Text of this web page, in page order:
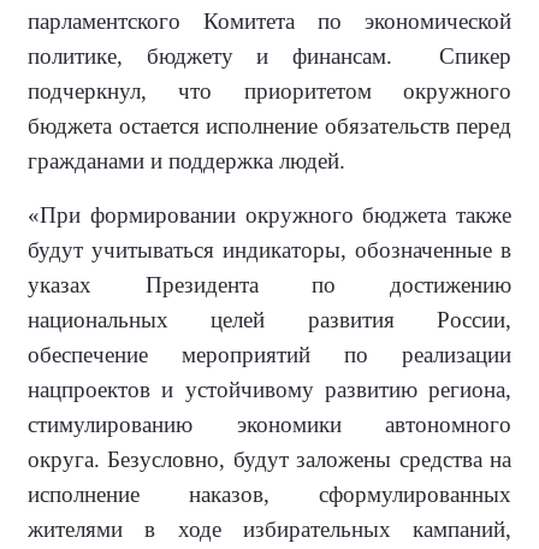
парламентского Комитета по экономической
политике, бюджету и финансам. Спикер
подчеркнул, что приоритетом окружного
бюджета остается исполнение обязательств перед
гражданами и поддержка людей.
«При формировании окружного бюджета также
будут учитываться индикаторы, обозначенные в
указах Президента по достижению
национальных целей развития России,
обеспечение мероприятий по реализации
нацпроектов и устойчивому развитию региона,
стимулированию экономики автономного
округа. Безусловно, будут заложены средства на
исполнение наказов, сформулированных
жителями в ходе избирательных кампаний,